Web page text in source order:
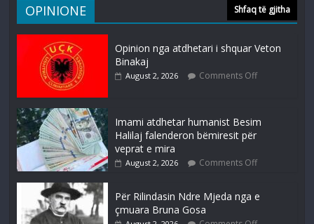
OPINIONE Shfaq të gjitha
Opinion nga atdhetari i shquar Veton
Binakaj
August 2, 2026 Comments Off
Imami atdhetar humanist Besim
Halilaj falenderon bëmiresit për
veprat e mira
August 2, 2026 Comments Off
Për Rilindasin Ndre Mjeda nga e
çmuara Bruna Gosa